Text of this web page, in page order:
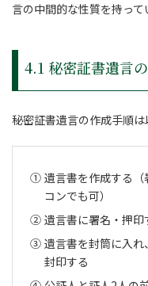
言の中間的な性質を持って
4.1 秘密証書遺言
秘密証書遺言の作成手順は
遺言書を作成する
コンでも可）
遺言書に署名・押印
遺言書を封筒に入
封印する